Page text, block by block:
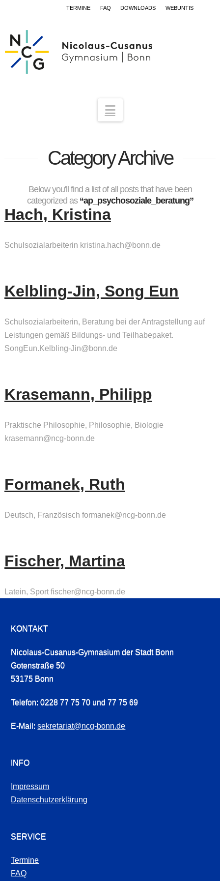
TERMINE FAQ DOWNLOADS WEBUNTIS
Navigation
Category Archive
Below you'll find a list of all posts that have been
categorized as “ap_psychosoziale_beratung”
Hach, Kristina
Schulsozialarbeiterin kristina.hach@bonn.de
Kelbling-Jin, Song Eun
Schulsozialarbeiterin, Beratung bei der Antragstellung auf
Leistungen gemäß Bildungs- und Teilhabepaket.
SongEun.Kelbling-Jin@bonn.de
Krasemann, Philipp
Praktische Philosophie, Philosophie, Biologie
krasemann@ncg-bonn.de
Formanek, Ruth
Deutsch, Französisch formanek@ncg-bonn.de
Fischer, Martina
Latein, Sport fischer@ncg-bonn.de
KONTAKT
Nicolaus-Cusanus-Gymnasium der Stadt Bonn
Gotenstraße 50
53175 Bonn
Telefon: 0228 77 75 70 und 77 75 69
E-Mail:sekretariat@ncg-bonn.de
INFO
Impressum
Datenschutzerklärung
SERVICE
Termine
FAQ